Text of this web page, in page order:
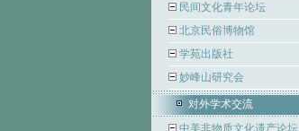
民间文化青年论坛
北京民俗博物馆
学苑出版社
妙峰山研究会
对外学术交流
中美非物质文化遗产论坛